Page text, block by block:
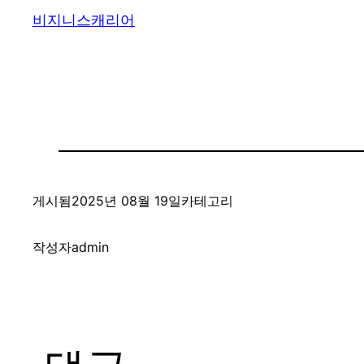
비지니스캐리어
게시됨2025년 08월 19일카테고리
작성자admin